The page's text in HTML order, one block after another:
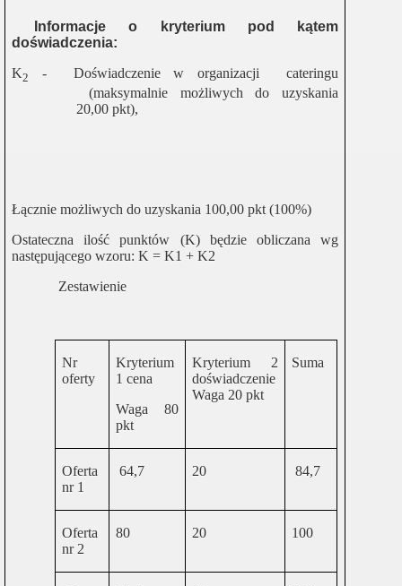
Informacje o kryterium pod kątem
doświadczenia:
K2 - Doświadczenie w organizacji
cateringu
(maksymalnie możliwych do uzyskania
20,00 pkt),
Łącznie możliwych do uzyskania 100,00 pkt (100%)
Ostateczna ilość punktów (K) będzie obliczana wg
następującego wzoru: K = K1 + K2
Zestawienie
Nr
oferty
Kryterium
1 cena
Waga 80
pkt
Kryterium 2
doświadczenie
Waga 20 pkt
Suma
Oferta
nr 1
64,7 20 84,7
Oferta
nr 2
80 20 100